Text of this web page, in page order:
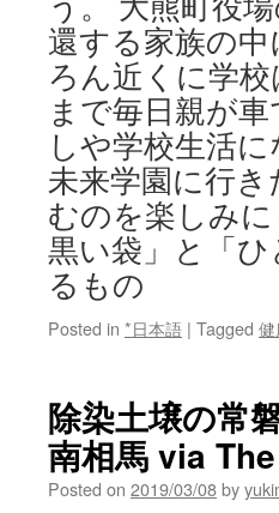
還する家族の
ろん近くに学
まで毎日親が
しや学校生活
未来学園に行
むのを楽しみ
黒い袋」と「
るもの
Posted in *日本語 | Tagged
除染土壌の常
南相馬 via
Posted on 2019/03/08by